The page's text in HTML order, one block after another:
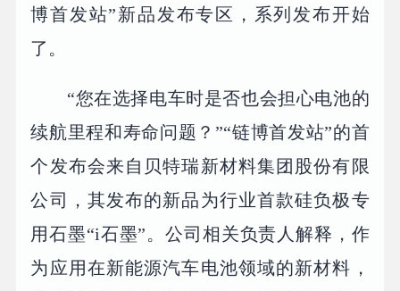
博首发站”新品发布专区，系列发布开始
了。
“您在选择电车时是否也会担心电池的
续航里程和寿命问题？”“链博首发站”的首
个发布会来自贝特瑞新材料集团股份有限
公司，其发布的新品为行业首款硅负极专
用石墨“i石墨”。公司相关负责人解释，作
为应用在新能源汽车电池领域的新材料，